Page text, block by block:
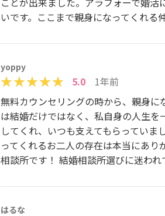
いです。ここまで親身になってくれる
yoppy
5.0
1年前
無料カウンセリングの時から、親身
は結婚だけではなく、私自身の人生
してくれ、いつも支えてもらってい
ってくれるお二人の存在は本当にあ
相談所です！ 結婚相談所選びに迷わ
はるな